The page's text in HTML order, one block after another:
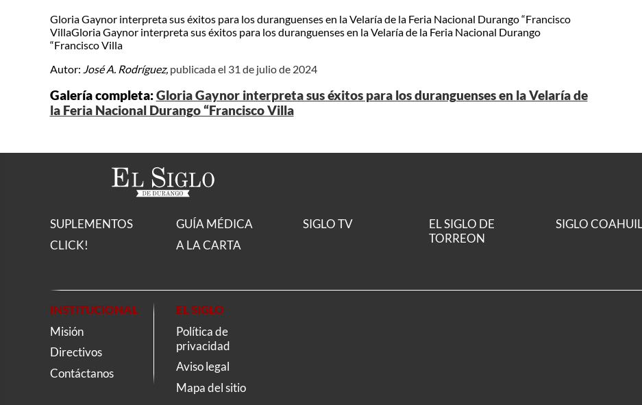
Gloria Gaynor interpreta sus éxitos para los duranguenses en la Velaría de la Feria Nacional Durango “Francisco
VillaGloria Gaynor interpreta sus éxitos para los duranguenses en la Velaría de la Feria Nacional Durango
“Francisco Villa
Autor: José A. Rodríguez, publicada el 31 de julio de 2024
Galería completa:Gloria Gaynor interpreta sus éxitos para los duranguenses en la Velaría de
la Feria Nacional Durango “Francisco Villa
SUPLEMENTOS
CLICK!
GUÍA MÉDICA
A LA CARTA
SIGLO TV
EL SIGLO DE
TORREON
SIGLO
INSTITUCIONAL
Misión
Directivos
Contáctanos
EL SIGLO
Política de
privacidad
Aviso legal
Mapa del sitio